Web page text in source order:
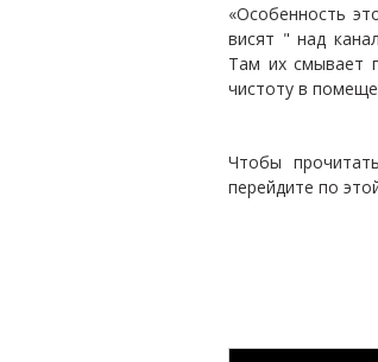
«Особенность
висят " над
Там их смывает
чистоту в
Чтобы
перейдите по